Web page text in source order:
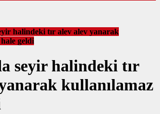
halindeki tır alev alev yanarak
geldi
seyir halindeki tır
kullanılamaz